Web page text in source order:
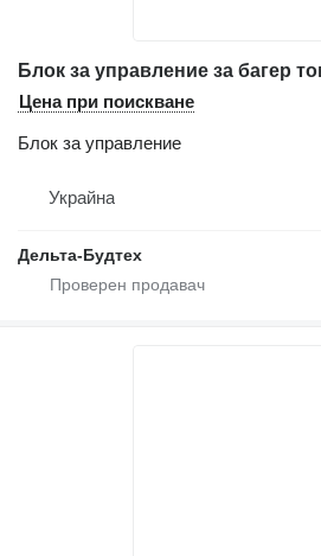
Цена при поискване
Блок за управление
Украйна
Дельта-Будтех